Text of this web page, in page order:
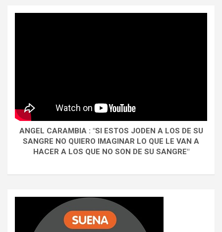
ANGEL CARAMBIA : "SI ESTOS JODEN A LOS DE SU
SANGRE NO QUIERO IMAGINAR LO QUE LE VAN A
HACER A LOS QUE NO SON DE SU SANGRE"